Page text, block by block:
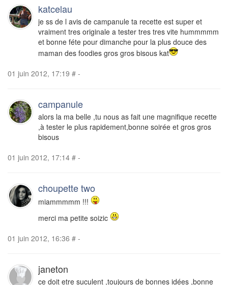
katcelau
je ss de l avis de campanule ta recette est super et
vraiment tres originale a tester tres tres vite hummmmm
et bonne féte pour dimanche pour la plus douce des
maman des foodies gros gros bisous kat
01 juin 2012, 17:19 # -
campanule
alors la ma belle ,tu nous as fait une magnifique recette
,à tester le plus rapidement,bonne soirée et gros gros
bisous
01 juin 2012, 17:14 # -
choupette two
miammmmm !!!
merci ma petite soizic
01 juin 2012, 16:36 # -
janeton
ce doit etre suculent ,toujours de bonnes idées ,bonne